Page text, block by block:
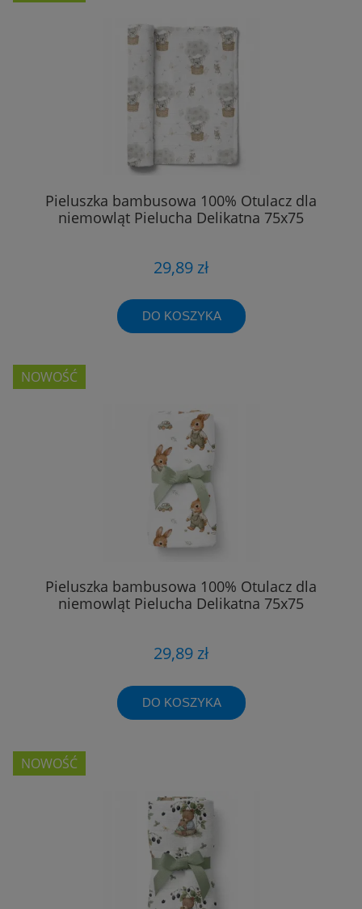
Pieluszka bambusowa 100% Otulacz dla
niemowląt Pielucha Delikatna 75x75
29,89 zł
DO KOSZYKA
Pieluszka bambusowa 100% Otulacz dla
niemowląt Pielucha Delikatna 75x75
29,89 zł
DO KOSZYKA
NOWOŚĆ
NOWOŚĆ